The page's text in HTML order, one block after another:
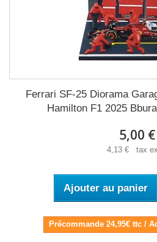
Ferrari SF-25 Diorama
Hamilton F1 2025
5,00 €
4,13 € tax
Ajouter au panier
Précommande 24,95€ ttc /